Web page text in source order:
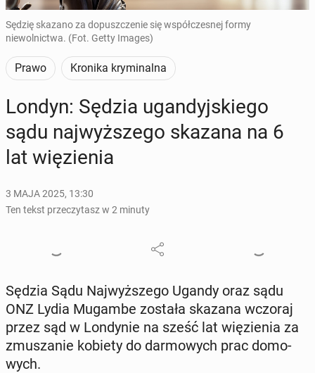
Sędzię skazano za dopuszczenie się współczesnej formy
niewolnictwa. (Fot. Getty Images)
Prawo Kronika kryminalna
Londyn: Sędzia ugan­dyj­skie­go
sądu naj­wyż­sze­go skazana na 6
lat wię­zie­nia
3 MAJA 2025, 13:30
Ten tekst przeczytasz w 2 minuty
Sędzia Sądu Naj­wyż­sze­go Ugandy oraz sądu
ONZ Lydia Mugambe została skazana wczoraj
przez sąd w Lon­dy­nie na sześć lat wię­zie­nia za
zmu­sza­nie kobiety do dar­mo­wych prac do­mo­
wych.